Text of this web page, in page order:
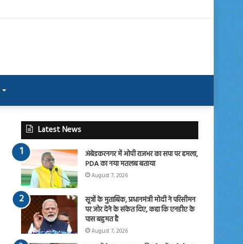
Latest News
अंबेडकरनगर में ओपी राजभर का सपा पर हमला,
PDA का नया मतलब बताया
August 7, 2026
सूत्रों के मुताबिक, प्रधानमंत्री मोदी ने परिसीमन
पर जोर देने के संकेत दिए, कहा कि एनडीए के
पास बहुमत है
August 7, 2026